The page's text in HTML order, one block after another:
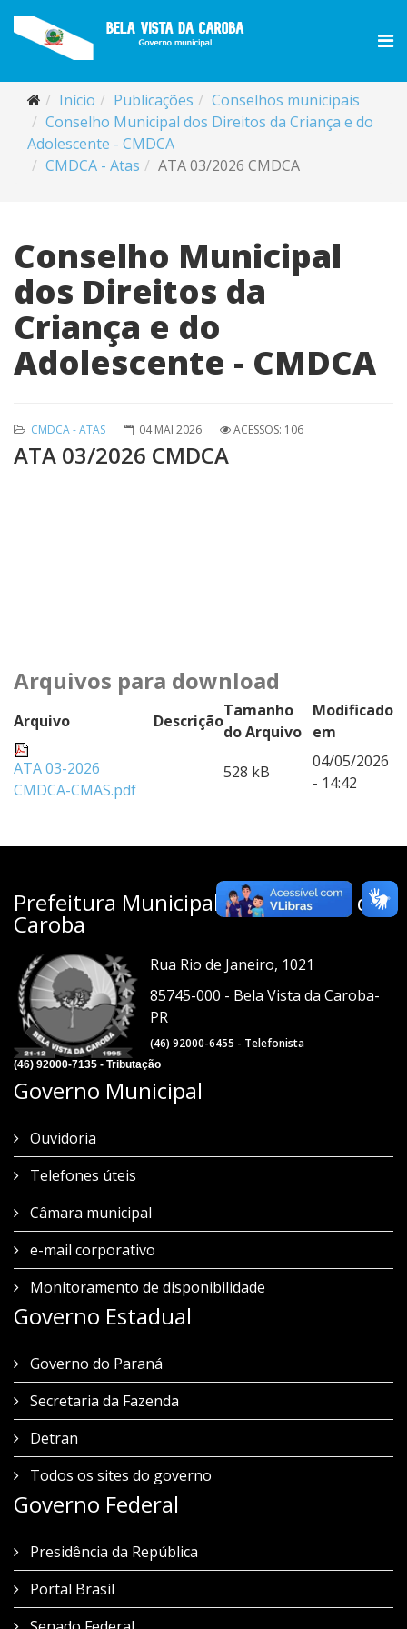
Início Publicações
Conselhos municipais
Conselho Municipal dos Direitos da Criança e do
Adolescente - CMDCA
CMDCA - Atas
ATA 03/2026 CMDCA
Conselho Municipal
dos Direitos da
Criança e do
Adolescente - CMDCA
CMDCA - ATAS 04 MAI 2026 ACESSOS: 106
ATA 03/2026 CMDCA
Arquivos para download
Arquivo Descrição
Tamanho
do Arquivo
Modificado
em
ATA 03-2026
CMDCA-CMAS.pdf
528 kB
04/05/2026
- 14:42
Prefeitura Municipal de Bela Vista da
Caroba
Rua Rio de Janeiro, 1021
85745-000 - Bela Vista da Caroba-
PR
(46) 92000-6455 - Telefonista
(46) 92000-7135 - Tributação
Governo Municipal
Ouvidoria
Telefones úteis
Câmara municipal
e-mail corporativo
Monitoramento de disponibilidade
Governo Estadual
Governo do Paraná
Secretaria da Fazenda
Detran
Todos os sites do governo
Governo Federal
Presidência da República
Portal Brasil